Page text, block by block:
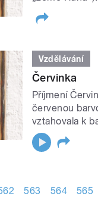
Vzdělávání
Červinka
Příjmení
červenou
vztahovala k
563 564 565